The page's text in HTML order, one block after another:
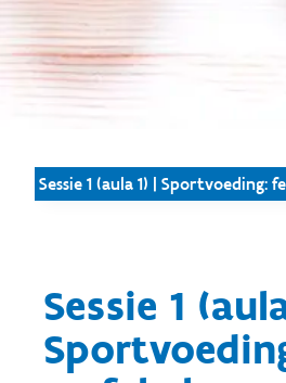
Sessie 1 (aula 1) | Sportvoeding:
Sessie 1